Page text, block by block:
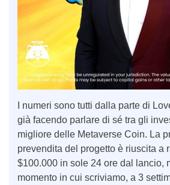
I numeri sono tutti dalla parte di
già facendo parlare di sé tra gli
migliore delle Metaverse Coin. La
prevendita del progetto è riuscita a
$100.000 in sole 24 ore dal lancio,
momento in cui scriviamo, a 3